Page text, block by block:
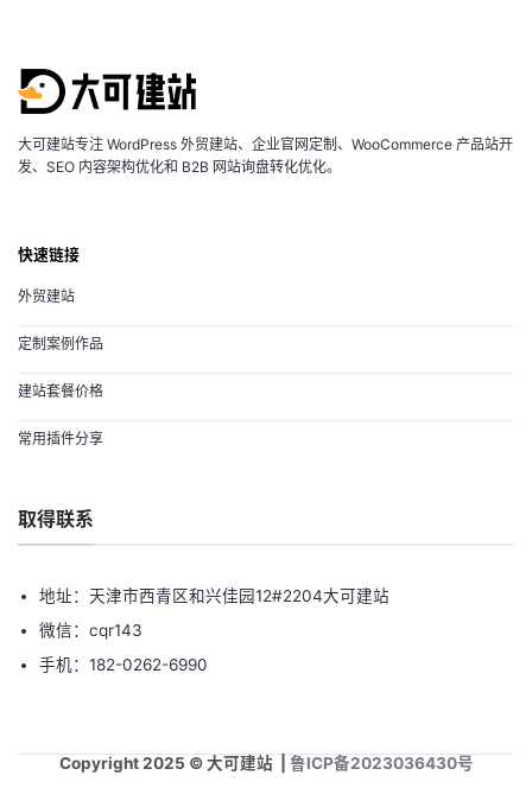
大可建站专注 WordPress 外贸建站、企业官网定制、WooCommerce 产品站开
发、SEO 内容架构优化和 B2B 网站询盘转化优化。
快速链接
外贸建站
定制案例作品
建站套餐价格
常用插件分享
取得联系
地址：天津市西青区和兴佳园12#2204大可建站
微信：cqr143
手机：182-0262-6990
Copyright 2025 © 大可建站 | 鲁ICP备2023036430号